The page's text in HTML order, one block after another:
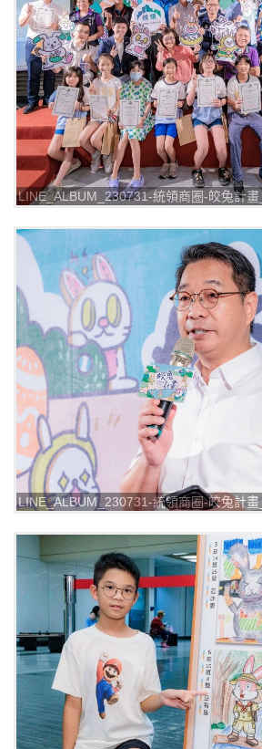
LINE_ALBUM_230731-統領商圈-皎兔計畫
LINE_ALBUM_230731-統領商圈-皎兔計